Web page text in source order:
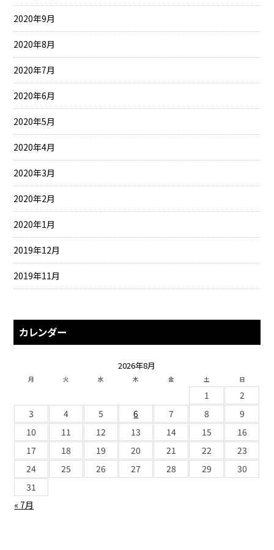
2020年9月
2020年8月
2020年7月
2020年6月
2020年5月
2020年4月
2020年3月
2020年2月
2020年1月
2019年12月
2019年11月
カレンダー
2026年8月
月 火 水 木 金 土 日
« 7月
1
2
3
4 5 6 7 8
9
10
11 12 13 14 15
16
17
18 19 20 21 22
23
24
25 26 27 28 29
30
31